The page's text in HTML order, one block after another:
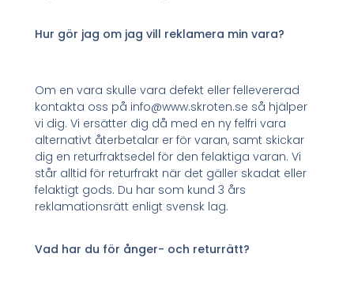
Hur gör jag om jag vill reklamera min vara?
Om en vara skulle vara defekt eller fellevererad
kontakta oss på info@www.skroten.se så hjälper
vi dig. Vi ersätter dig då med en ny felfri vara
alternativt återbetalar er för varan, samt skickar
dig en returfraktsedel för den felaktiga varan. Vi
står alltid för returfrakt när det gäller skadat eller
felaktigt gods. Du har som kund 3 års
reklamationsrätt enligt svensk lag.
Vad har du för ånger- och returrätt?